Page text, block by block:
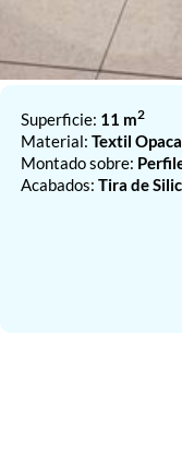
Superficie: 11 m2
Material: Textil
Montado sobre:
Acabados: Tira de